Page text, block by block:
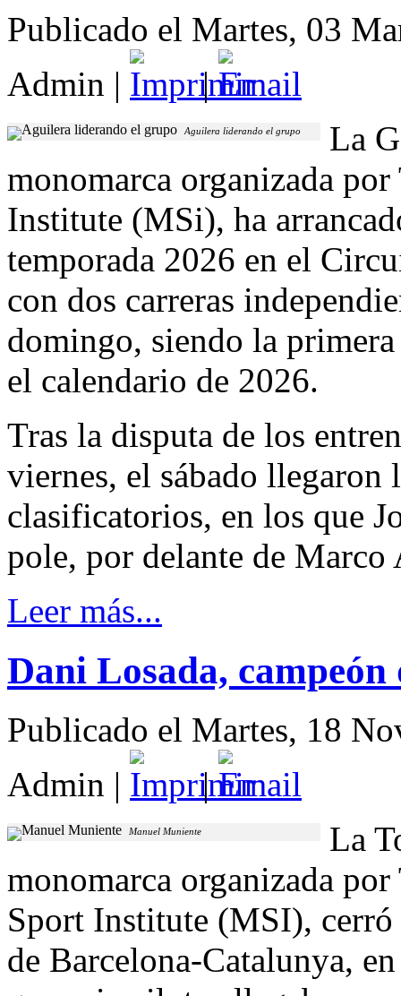
Publicado el Martes, 03
Admin | |
Aguilera liderando el grupo
La
monomarca organizada
Institute (MSi), ha
temporada 2026 en el
con dos carreras
domingo, siendo la
el calendario de 2026.
Tras la disputa de los
viernes, el sábado llegaron
clasificatorios, en los que
pole, por delante de
Leer más...
Dani Losada,
Publicado el Martes, 18
Admin | |
Manuel Muniente
La
monomarca organizada
Sport Institute (MSI),
de Barcelona-Catalunya,